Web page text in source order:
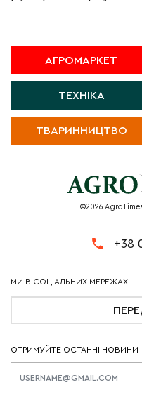
АГРОМАРКЕТ
ТЕХНІКА
ТВАРИННИЦТВО
©2026
+38
ОТРИМУЙТЕ ОСТАННІ НОВИНИ